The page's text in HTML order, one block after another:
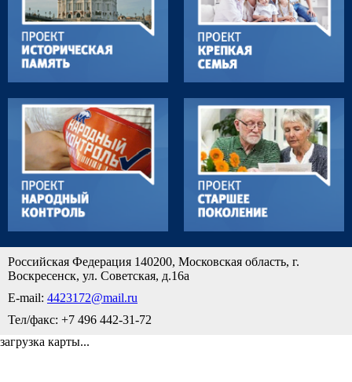
Российская Федерация 140200, Московская область, г.
Воскресенск, ул. Советская, д.16а
E-mail: 4423172@mail.ru
Тел/факс: +7 496 442-31-72
загрузка карты...